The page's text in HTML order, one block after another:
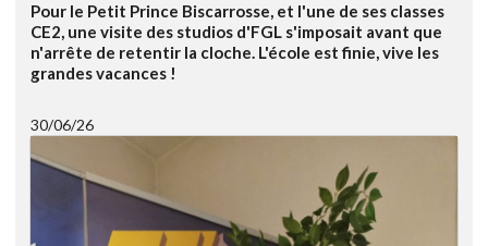
Pour le Petit Prince Biscarrosse, et l'une de ses classes
CE2, une visite des studios d'FGL s'imposait avant que
n'arrête de retentir la cloche. L'école est finie, vive les
grandes vacances !
30/06/26